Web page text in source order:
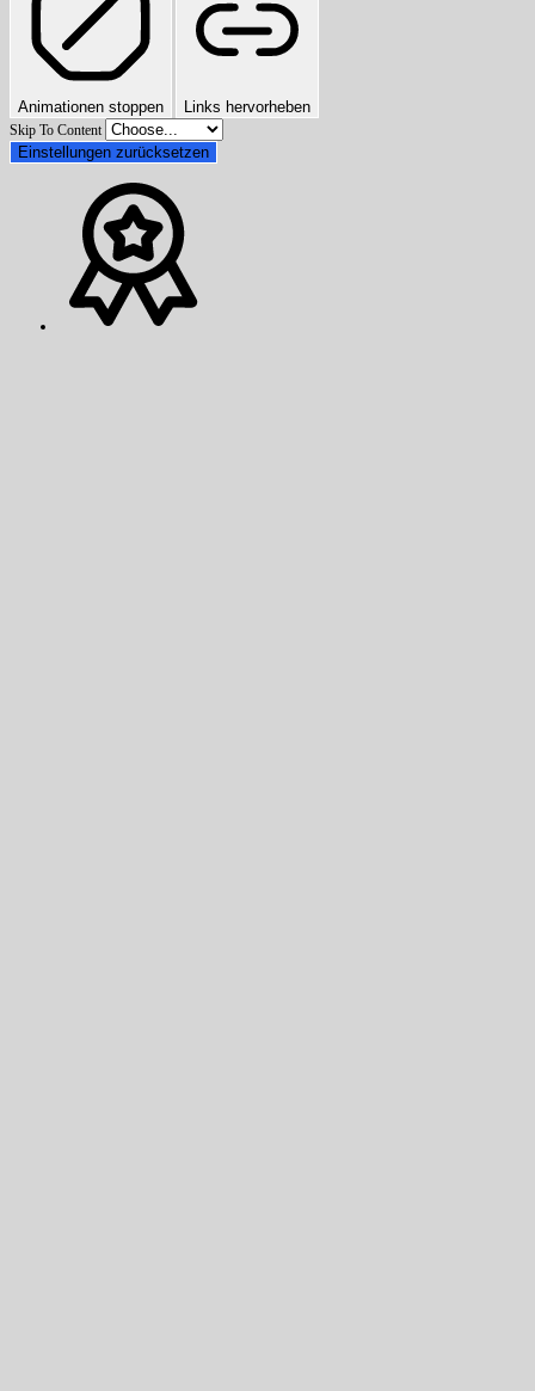
Animationen stoppen Links hervorheben
Skip To Content
Einstellungen zurücksetzen